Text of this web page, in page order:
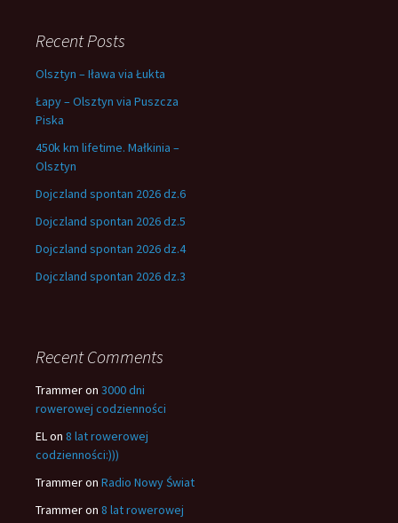
Recent Posts
Olsztyn – Iława via Łukta
Łapy – Olsztyn via Puszcza
Piska
450k km lifetime. Małkinia –
Olsztyn
Dojczland spontan 2026 dz.6
Dojczland spontan 2026 dz.5
Dojczland spontan 2026 dz.4
Dojczland spontan 2026 dz.3
Recent Comments
Trammeron 3000 dni
rowerowej codzienności
ELon 8 lat rowerowej
codzienności:)))
Trammeron Radio Nowy Świat
Trammeron 8 lat rowerowej